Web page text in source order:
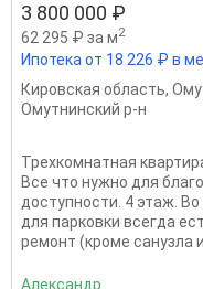
3 800 000 ₽
62 295 ₽ за м2
Ипотека от 18 226 ₽ в
Кировская область,
Омутнинский р-н
Трехкомнатная
Все что нужно для
доступности. 4 этаж.
для парковки всегда
ремонт (кроме санузла
Александр